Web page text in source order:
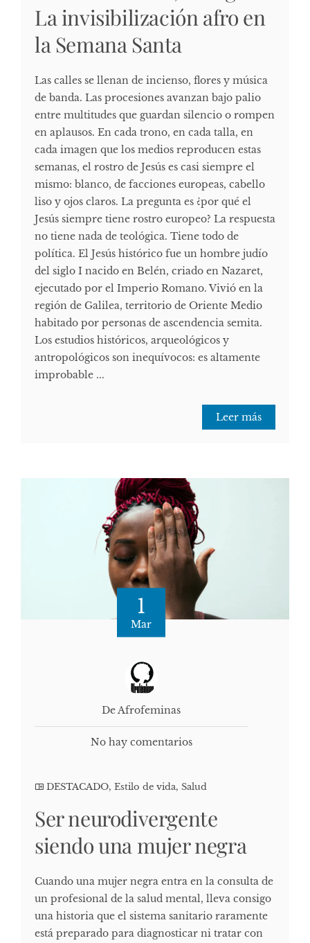
La invisibilización afro en
la Semana Santa
Las calles se llenan de incienso, flores y música
de banda. Las procesiones avanzan bajo palio
entre multitudes que guardan silencio o rompen
en aplausos. En cada trono, en cada talla, en
cada imagen que los medios reproducen estas
semanas, el rostro de Jesús es casi siempre el
mismo: blanco, de facciones europeas, cabello
liso y ojos claros. La pregunta es ¿por qué el
Jesús siempre tiene rostro europeo? La respuesta
no tiene nada de teológica. Tiene todo de
política. El Jesús histórico fue un hombre judío
del siglo I nacido en Belén, criado en Nazaret,
ejecutado por el Imperio Romano. Vivió en la
región de Galilea, territorio de Oriente Medio
habitado por personas de ascendencia semita.
Los estudios históricos, arqueológicos y
antropológicos son inequívocos: es altamente
improbable ...
Leer más
1
Mar
De Afrofeminas
No hay comentarios
DESTACADO, Estilo de vida, Salud
Ser neurodivergente
siendo una mujer negra
Cuando una mujer negra entra en la consulta de
un profesional de la salud mental, lleva consigo
una historia que el sistema sanitario raramente
está preparado para diagnosticar ni tratar con